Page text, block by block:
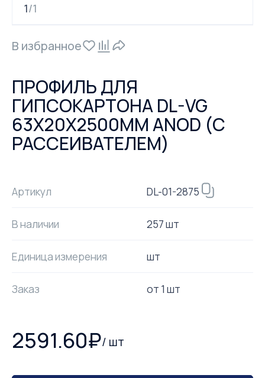
1/1
В избранное
ПРОФИЛЬ ДЛЯ
ГИПСОКАРТОНА DL-VG
63Х20Х2500ММ ANOD (С
РАССЕИВАТЕЛЕМ)
Артикул DL-01-2875
В наличии 257 шт
Единица измерения шт
Заказ от 1 шт
2591.60₽/ шт